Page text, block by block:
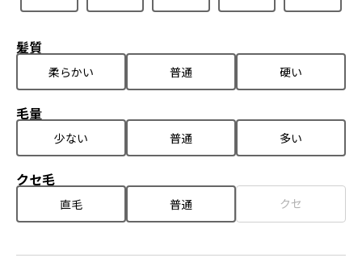
髪質
柔らかい 普通 硬い
毛量
少ない 普通 多い
クセ毛
直毛 普通 クセ